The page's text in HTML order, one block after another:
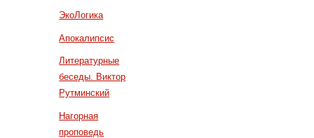
ЭкоЛогика
Апокалипсис
Литературные
беседы. Виктор
Рутминский
Нагорная
проповедь